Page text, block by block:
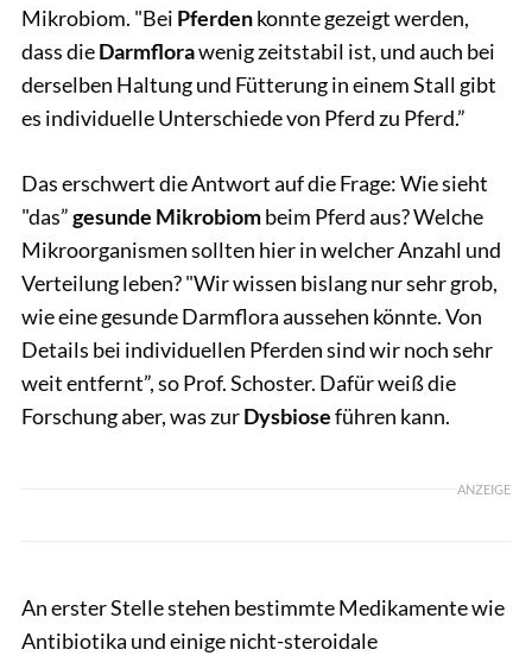
Mikrobiom. "Bei Pferdenkonnte gezeigt werden,
dass dieDarmflorawenig zeitstabil ist, und auch bei
derselben Haltung und Fütterung in einem Stall gibt
es individuelle Unterschiede von Pferd zu Pferd.”
Das erschwert die Antwort auf die Frage: Wie sieht
"das”gesunde Mikrobiombeim Pferd aus? Welche
Mikroorganismen sollten hier in welcher Anzahl und
Verteilung leben? "Wir wissen bislang nur sehr grob,
wie eine gesunde Darmflora aussehen könnte. Von
Details bei individuellen Pferden sind wir noch sehr
weit entfernt”, so Prof. Schoster. Dafür weiß die
Forschung aber, was zurDysbioseführen kann.
ANZEIGE
An erster Stelle stehen bestimmte Medikamente wie
Antibiotika und einige nicht-steroidale